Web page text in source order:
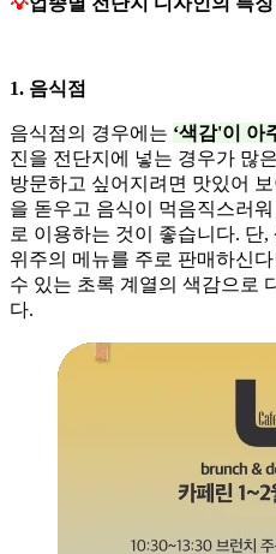
1. 음식점
음식점의 경우에는 ‘색감'이 아
진을 전단지에 넣는 경우가 많
방문하고 싶어지려면 맛있어
을 돋우고 음식이 먹음직스러
로 이용하는 것이 좋습니다. 단
위주의 메뉴를 주로 판매하신
수 있는 초록 계열의 색감으로
다.